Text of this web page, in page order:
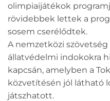
olimpiaijátékok
rövidebbek lettek a
sosem cserélődtek.
A nemzetközi
állatvédelmi indokokra
kapcsán, amelyben a
közvetítésén jól látható
játszhatott.